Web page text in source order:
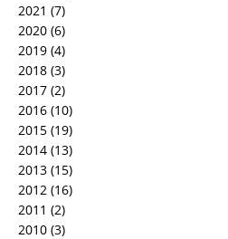
2021 (7)
2020 (6)
2019 (4)
2018 (3)
2017 (2)
2016 (10)
2015 (19)
2014 (13)
2013 (15)
2012 (16)
2011 (2)
2010 (3)